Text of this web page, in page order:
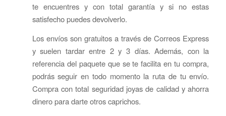
te encuentres y con total garantía y si no estas
satisfecho puedes devolverlo.
Los envíos son gratuitos a través de Correos Express
y suelen tardar entre 2 y 3 días. Además, con la
referencia del paquete que se te facilita en tu compra,
podrás seguir en todo momento la ruta de tu envío.
Compra con total seguridad joyas de calidad y ahorra
dinero para darte otros caprichos.